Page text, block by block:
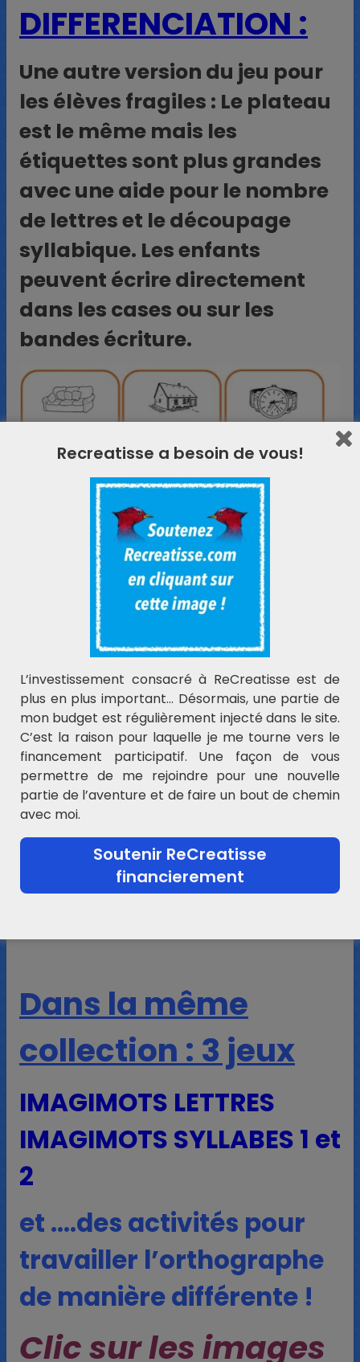
DIFFERENCIATION :
Une autre version du jeu pour
les élèves fragiles : Le plateau
est le même mais les
étiquettes sont plus grandes
avec une aide pour le nombre
de lettres et le découpage
syllabique. Les enfants
peuvent écrire directement
dans les cases ou sur les
bandes écriture.
DIFFERENCIATION
IMAGIMOTS
Dans la même
collection : 3 jeux
IMAGIMOTS LETTRES
IMAGIMOTS SYLLABES 1 et
2
et ….des activités pour
travailler l’orthographe
de manière différente !
Clic sur les images
Recreatisse a besoin de vous!
L’investissement consacré à ReCreatisse est de
plus en plus important… Désormais, une partie de
mon budget est régulièrement injecté dans le site.
C’est la raison pour laquelle je me tourne vers le
financement participatif. Une façon de vous
permettre de me rejoindre pour une nouvelle
partie de l’aventure et de faire un bout de chemin
avec moi.
Soutenir ReCreatisse
financierement